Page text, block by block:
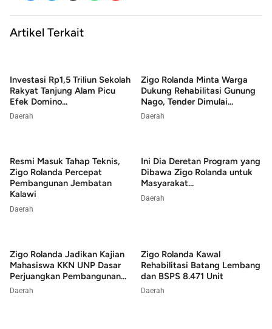
Artikel Terkait
Investasi Rp1,5 Triliun Sekolah
Rakyat Tanjung Alam Picu
Efek Domino...
Daerah
Zigo Rolanda Minta Warga
Dukung Rehabilitasi Gunung
Nago, Tender Dimulai...
Daerah
Resmi Masuk Tahap Teknis,
Zigo Rolanda Percepat
Pembangunan Jembatan
Kalawi
Daerah
Ini Dia Deretan Program yang
Dibawa Zigo Rolanda untuk
Masyarakat...
Daerah
Zigo Rolanda Jadikan Kajian
Mahasiswa KKN UNP Dasar
Perjuangkan Pembangunan...
Daerah
Zigo Rolanda Kawal
Rehabilitasi Batang Lembang
dan BSPS 8.471 Unit
Daerah